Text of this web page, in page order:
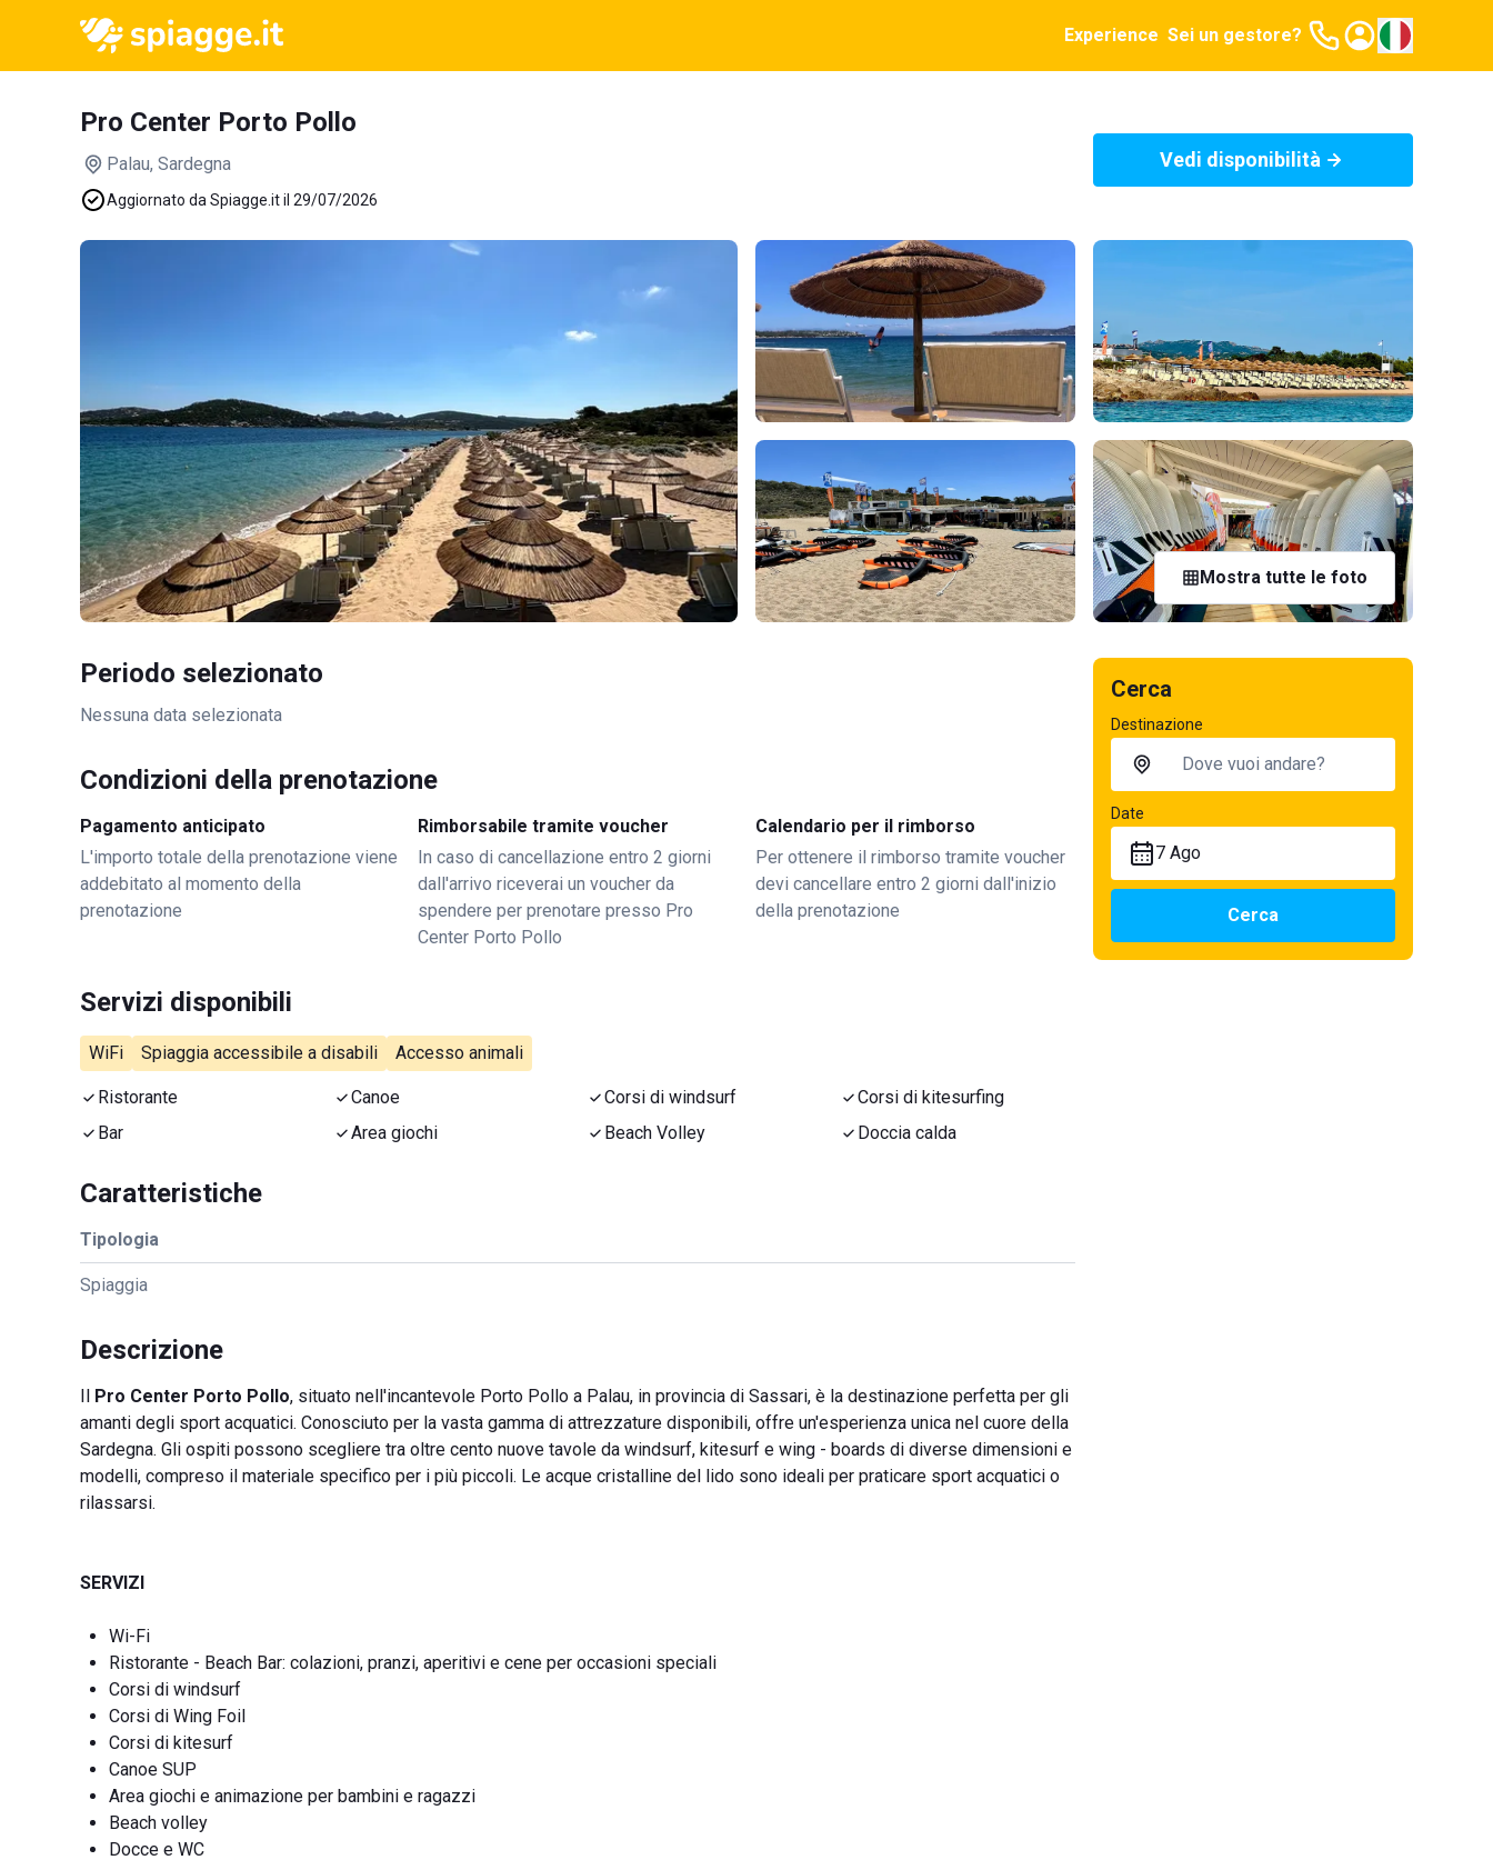
Experience Sei un gestore?
Pro Center Porto Pollo
Palau, Sardegna
Aggiornato da Spiagge.it il 29/07/2026
Vedi disponibilità
Mostra tutte le foto
Periodo selezionato
Nessuna data selezionata
Condizioni della prenotazione
Pagamento anticipato
L'importo totale della prenotazione viene
addebitato al momento della
prenotazione
Rimborsabile tramite voucher
In caso di cancellazione entro 2 giorni
dall'arrivo riceverai un voucher da
spendere per prenotare presso Pro
Center Porto Pollo
Calendario per il rimborso
Per ottenere il rimborso tramite voucher
devi cancellare entro 2 giorni dall'inizio
della prenotazione
Servizi disponibili
WiFi Spiaggia accessibile a disabili Accesso animali
Ristorante Canoe Corsi di windsurf
Corsi di kitesurfing
Bar
Area giochi Beach Volley Doccia calda
Caratteristiche
Tipologia
Spiaggia
Descrizione
Il Pro Center Porto Pollo, situato nell'incantevole Porto Pollo a Palau, in provincia di Sassari, è la destinazione perfetta per gli
amanti degli sport acquatici. Conosciuto per la vasta gamma di attrezzature disponibili, offre un'esperienza unica nel cuore della
Sardegna. Gli ospiti possono scegliere tra oltre cento nuove tavole da windsurf, kitesurf e wing - boards di diverse dimensioni e
modelli, compreso il materiale specifico per i più piccoli. Le acque cristalline del lido sono ideali per praticare sport acquatici o
rilassarsi.
SERVIZI
Wi-Fi
Ristorante - Beach Bar: colazioni, pranzi, aperitivi e cene per occasioni speciali
Corsi di windsurf
Corsi di Wing Foil
Corsi di kitesurf
Canoe SUP
Area giochi e animazione per bambini e ragazzi
Beach volley
Docce e WC
Cerca
Destinazione
Date
7 Ago
Cerca